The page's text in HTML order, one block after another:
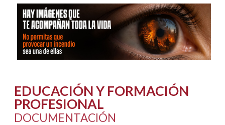
EDUCACIÓN Y FORMACIÓN
PROFESIONAL
DOCUMENTACIÓN